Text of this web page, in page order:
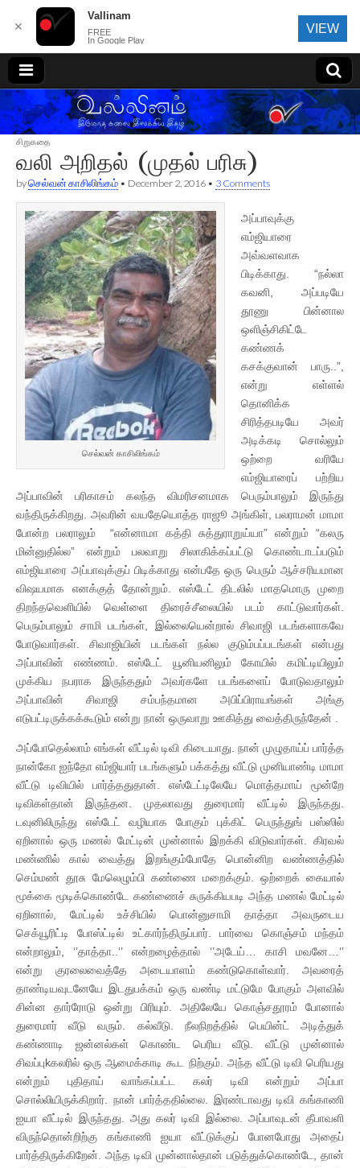
வல்லினம்
சிறுகதை
வலி அறிதல் (முதல் பரிசு)
byசெல்வன் காசிலிங்கம் • December 2, 2016 • 3 Comments
செல்வன் காசிலிங்கம்
அப்பாவுக்கு
எம்ஜியாரை
அவ்வளவாக
பிடிக்காது. “நல்லா
கவனி, அப்படியே
தூணு பின்னால
ஒளிஞ்சிகிட்டே
கண்ணக்
கசக்குவான் பாரு..”,
என்று எள்ளல்
தொனிக்க
சிரித்தபடியே அவர்
அடிக்கடி சொல்லும்
ஒற்றை வரியே
எம்ஜியாரைப் பற்றிய
அப்பாவின் பரிகாசம் கலந்த விமரிசனமாக பெரும்பாலும் இருந்து
வந்திருக்கிறது. அவரின் வயதேயொத்த ராஜூ அங்கிள், பலராமன் மாமா
போன்ற பலராலும் “என்னாமா கத்தி சுத்துராறுய்யா” என்றும் “கலரு
மின்னுதில்ல” என்றும் பலவாறு சிலாகிக்கப்பட்டு கொண்டாடப்படும்
எம்ஜியாரை அப்பாவுக்குப் பிடிக்காது என்பதே ஒரு பெரும் ஆச்சரியமான
விஷயமாக எனக்குத் தோன்றும். எஸ்டேட் திடலில் மாதமொரு முறை
திறந்தவெளியில் வெள்ளை திரைச்சீலையில் படம் காட்டுவார்கள்.
பெரும்பாலும் சாமி படங்கள், இல்லையென்றால் சிவாஜி படங்களாகவே
போடுவார்கள். சிவாஜியின் படங்கள் நல்ல குடும்பப்படங்கள் என்பது
அப்பாவின் எண்ணம். எஸ்டேட் யூனியனிலும் கோயில் கமிட்டியிலும்
முக்கிய நபராக இருந்ததும் அவர்களே படங்களைப் போடுவதாலும்
அப்பாவின் சிவாஜி சம்பந்தமான அபிப்பிராயங்கள் அங்கு
எடுபட்டிருக்கக்கூடும் என்று நான் ஒருவாறு ஊகித்து வைத்திருந்தேன் .
அப்போதெல்லாம் எங்கள் வீட்டில் டிவி கிடையாது. நான் முழுதாய்ப் பார்த்த
நான்கோ ஐந்தோ எம்ஜியார் படங்களும் பக்கத்து வீட்டு முனியாண்டி மாமா
வீட்டு டிவியில் பார்த்ததுதான். எஸ்டேட்டிலேயே மொத்தமாய் மூன்றே
டிவிகள்தான் இருந்தன. முதலாவது துரைமார் வீட்டில் இருந்தது.
டவுனிலிருந்து எஸ்டேட் வழியாக போகும் புக்கிட் பெருந்துங் பஸ்ஸில்
ஏறினால் ஒரு மணல் மேட்டின் முன்னால் இறக்கி விடுவார்கள். கிரவல்
மண்ணில் கால் வைத்து இறங்கும்போதே பொன்னிற வண்ணத்தில்
செம்மண் தூசு மேலெழும்பி கண்ணை மறைக்கும். ஒற்றைக் கையால்
மூக்கை மூடிக்கொண்டே கண்ணைச் சுருக்கியபடி அந்த மணல் மேட்டில்
ஏறினால், மேட்டில் உச்சியில் பொன்னுசாமி தாத்தா அவருடைய
செக்யூரிட்டி போஸ்ட்டில் உட்கார்ந்திருப்பார். பார்வை கொஞ்சம் மந்தம்
என்றாலும், ‘’தாத்தா..‘’ என்றழைத்தால் ‘’அடேய்… காசி மவனே…‘’
என்று குரலைவைத்தே அடையாளம் கண்டுகொள்வார். அவரைத்
தாண்டியவுடனேயே இடதுபக்கம் ஒரு வண்டி மட்டுமே போகும் அளவில்
சின்ன தார்ரோடு ஒன்று பிரியும். அதிலேயே கொஞ்சதூரம் போனால்
துரைமார் வீடு வரும். கல்வீடு. நீலநிறத்தில் பெயின்ட் அடித்துக்
கண்ணாடி ஜன்னல்கள் கொண்ட பெரிய வீடு. வீட்டு முன்னால்
சிவப்புkகலரில் ஒரு ஆமைக்காடி கூட நிற்கும். அந்த வீட்டு டிவி பெரியது
என்றும் புதிதாய் வாங்கப்பட்ட கலர் டிவி என்றும் அப்பா
சொல்லியிருக்கிறார். நான் பார்த்ததில்லை. இரண்டாவது டிவி கங்காணி
ஐயா வீட்டில் இருந்தது. அது கலர் டிவி இல்லை. அப்பாவுடன் தீபாவளி
விருந்தொன்றிற்கு கங்காணி ஐயா வீட்டுக்குப் போனபோது அதைப்
பார்த்திருக்கிறேன். அந்த டிவி முன்னால்தான் படுத்துக்கொண்டே, தான்
✕
Vallinam
FREE
In Google Play
VIEW